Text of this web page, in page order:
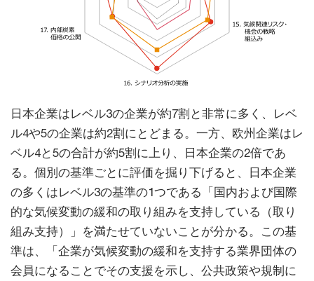
日本企業はレベル3の企業が約7割と非常に多く、レベ
ル4や5の企業は約2割にとどまる。一方、欧州企業はレ
ベル4と5の合計が約5割に上り、日本企業の2倍であ
る。個別の基準ごとに評価を掘り下げると、日本企業
の多くはレベル3の基準の1つである「国内および国際
的な気候変動の緩和の取り組みを支持している（取り
組み支持）」を満たせていないことが分かる。この基
準は、「企業が気候変動の緩和を支持する業界団体の
会員になることでその支援を示し、公共政策や規制に